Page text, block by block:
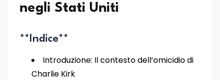
negli Stati Uniti
**Indice**
Introduzione: Il contesto dell’omicidio di
Charlie Kirk